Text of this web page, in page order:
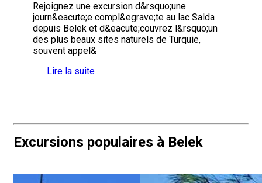
Rejoignez une excursion d&rsquo;une
journ&eacute;e compl&egrave;te au lac Salda
depuis Belek et d&eacute;couvrez l&rsquo;un
des plus beaux sites naturels de Turquie,
souvent appel&
Lire la suite
Excursions populaires à Belek